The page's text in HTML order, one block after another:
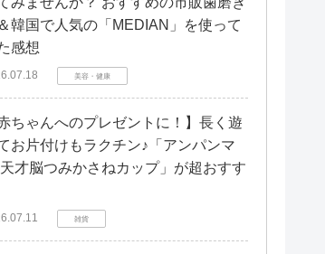
韓国で人気の「MEDIAN」を使って
感想
美容・健康
赤ちゃんへのプレゼントに！】長く遊
お片付けもラクチン♪「アンパンマ
才脳つみかさねカップ」が超おすす
雑貨